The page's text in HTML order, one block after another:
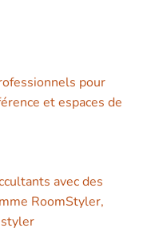
pour
et espaces de
avec des
RoomStyler,